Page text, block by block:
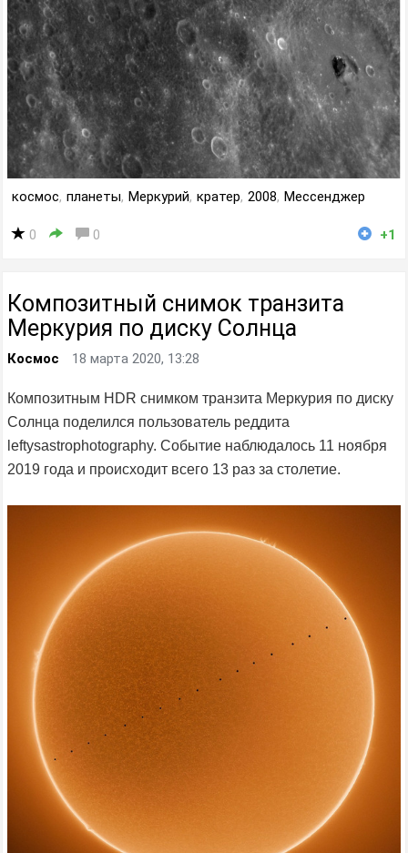
космос, планеты, Меркурий, кратер, 2008, Мессенджер
0 0 +1
Композитный снимок транзита
Меркурия по диску Солнца
Космос 18 марта 2020, 13:28
Композитным HDR снимком транзита Меркурия по диску
Солнца поделился пользователь реддита
leftysastrophotography. Событие наблюдалось 11 ноября
2019 года и происходит всего 13 раз за столетие.